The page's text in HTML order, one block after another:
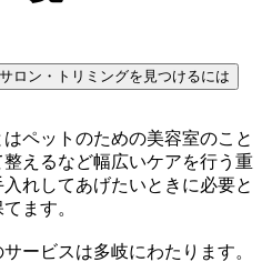
ロン・トリミングを見つけるには
ペットのための美容室のこと
えるなど幅広いケアを行う重
れしてあげたいときに必要と
ます。
ービスは多岐にわたります。